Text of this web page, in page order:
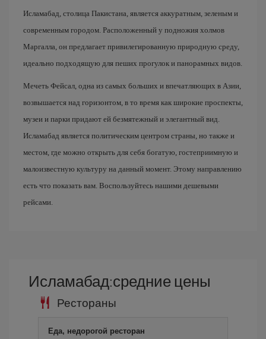
Исламабад, столица Пакистана, является аккуратным, зеленым и
современным городом. Расположенный у подножия холмов
Маргалла, он предлагает привилегированную природную среду,
идеально подходящую для пеших прогулок и панорамных видов.
Мечеть Фейсал, одна из самых больших и впечатляющих в Азии,
возвышается над горизонтом, в то время как широкие проспекты,
музеи и парки придают ей безмятежный и элегантный вид.
Исламабад является политическим центром страны, но также и
местом, где можно открыть для себя богатую, гостеприимную и
малоизвестную культуру на данный момент. Этому направлению
есть что показать вам. Воспользуйтесь нашими дешевыми
рейсами.
Исламабад:средние цены
Рестораны
Еда, недорогой ресторан